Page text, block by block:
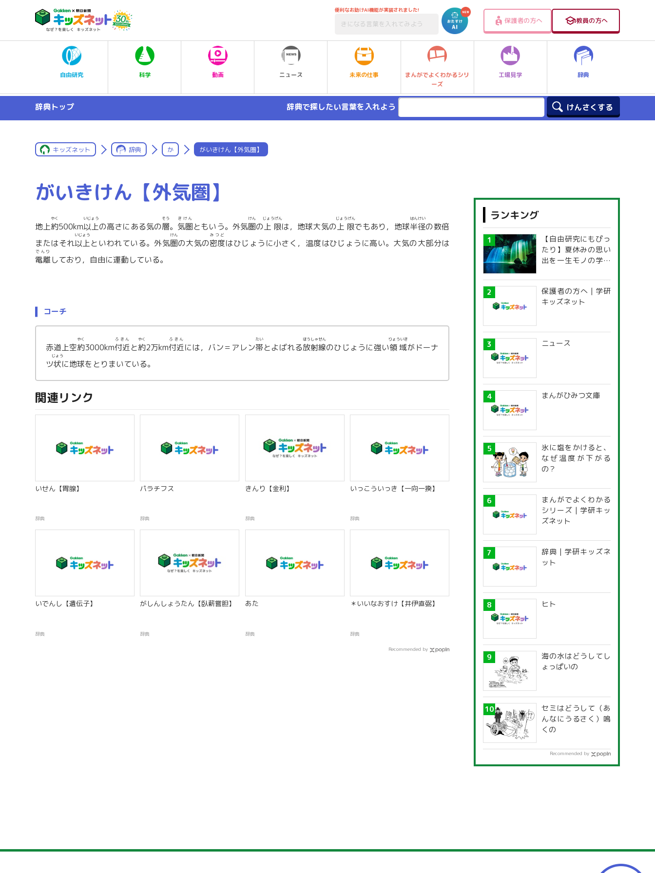
便利なお助けAI機能が実装されました!
保護者の方へ 教員の方へ
自由研究 科学 動画 ニュース 未来の仕事
まんがでよくわかるシリ
ーズ
工場見学 辞典
辞典トップ 辞典で探したい言葉を入れよう
キッズネット 辞典 か がいきけん【外気圏】
がいきけん【外気圏】
地上約
やく
500km以上
いじょう
の高さにある気の層
そう
。 気圏
きけん
ともいう。外気圏
けん
の上限
じょうげん
は，地球大気の上限
じょうげん
でもあり，地球半径
はんけい
の数倍
またはそれ以上
いじょう
といわれている。外気圏
けん
の大気の密度
みつど
はひじょうに小さく，温度はひじょうに高い。大気の大部分は
電離
でんり
しており，自由に運動している。
コーチ
赤道上空約
やく
3000km付近
ふきん
と約
やく
2万km付近
ふきん
には，バン＝アレン帯
たい
とよばれる放射線
ほうしゃせん
のひじょうに強い領域
りょういき
がドーナ
ツ状
じょう
に地球をとりまいている。
関連リンク
いせん【胃腺】
辞典
パラチフス
辞典
きんり【金利】
辞典
いっこういっき【一向一揆】
辞典
いでんし【遺伝子】
辞典
がしんしょうたん【臥薪嘗胆】
辞典
あた
辞典
＊いいなおすけ【井伊直弼】
辞典
Recommended by
ランキング
【自由研究にもぴっ
たり】夏休みの思い
出を一生モノの学び
探究ガイド
保護者の方へ | 学研
キッズネット
ニュース
まんがひみつ文庫
氷に塩をかけると、
なぜ温度が下がる
の？
まんがでよくわかる
シリーズ | 学研キッ
ズネット
辞典 | 学研キッズネ
ット
ヒト
海の水はどうしてし
ょっぱいの
セミはどうして（あ
んなにうるさく）鳴
くの
Recommended by